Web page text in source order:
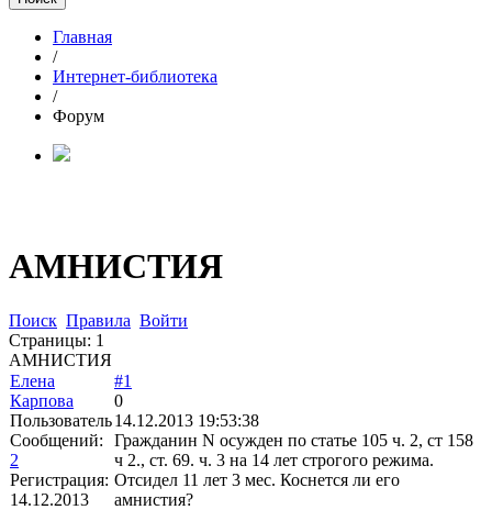
Главная
/
Интернет-библиотека
/
Форум
АМНИСТИЯ
Поиск Правила Войти
Страницы: 1
АМНИСТИЯ
Елена
Карпова
Пользователь
Сообщений:
2
Регистрация:
14.12.2013
#1
0
14.12.2013 19:53:38
Гражданин N осужден по статье 105 ч. 2, ст 158
ч 2., ст. 69. ч. 3 на 14 лет строгого режима.
Отсидел 11 лет 3 мес. Коснется ли его
амнистия?